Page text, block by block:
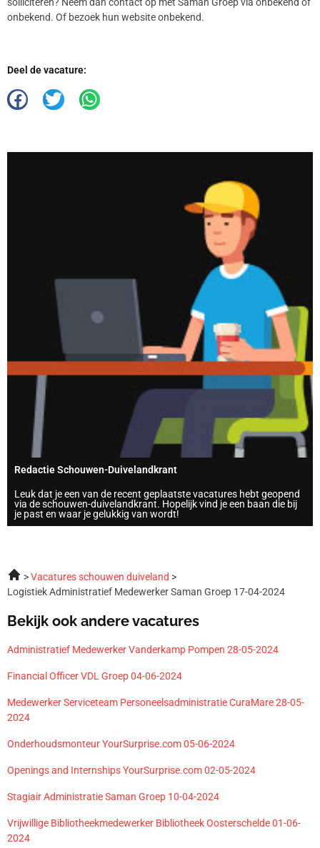
onbekend. Of bezoek hun website onbekend.
Deel de vacature:
Redactie Schouwen-Duivelandkrant
Leuk dat je een van de recent geplaatste vacatures hebt geopend
via de schouwen-duivelandkrant. Hopelijk vind je een baan die bij
je past en waar je gelukkig van wordt!
Vacatures schouwen duiveland
Logistiek Administratief Medewerker Saman Groep 17-04-2024
Bekijk ook andere vacatures
Administratief Medewerker Vanderkamp Pompen 28-05-2024
Financial Officer VDL Groep 04-06-2024
Medewerker Serviceteam Personeelsadministratie CuraMare 28-05-
2024
Onderhoudsmonteur YourSurprise.com 05-06-2024
Openings and Internships YourSurprise.com 02-05-2024
Stagiair Administratie Saman Groep 10-04-2024
Vrijwillige Bibliotheekmedewerker Bibliotheek Oosterschelde 01-06-
2024